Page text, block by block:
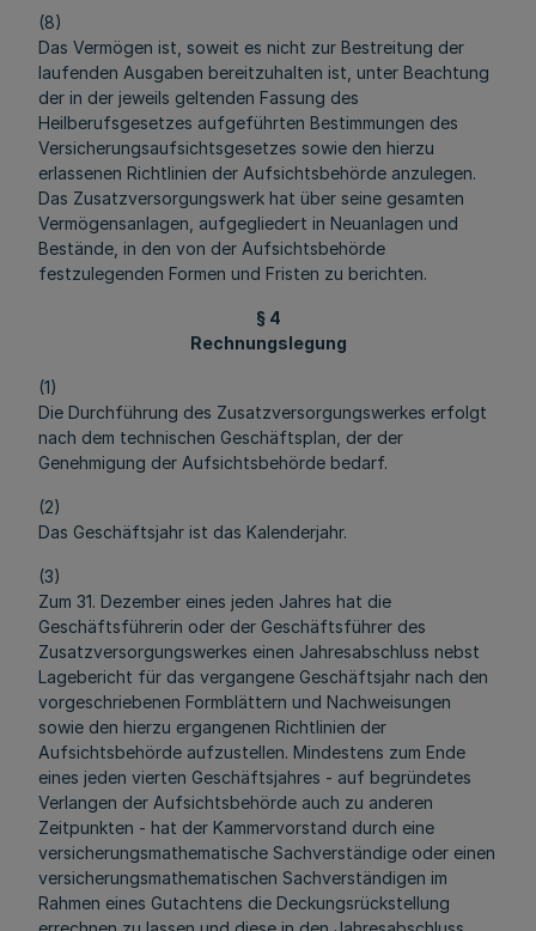
(8)
Das Vermögen ist, soweit es nicht zur Bestreitung der
laufenden Ausgaben bereitzuhalten ist, unter Beachtung
der in der jeweils geltenden Fassung des
Heilberufsgesetzes aufgeführten Bestimmungen des
Versicherungsaufsichtsgesetzes sowie den hierzu
erlassenen Richtlinien der Aufsichtsbehörde anzulegen.
Das Zusatzversorgungswerk hat über seine gesamten
Vermögensanlagen, aufgegliedert in Neuanlagen und
Bestände, in den von der Aufsichtsbehörde
festzulegenden Formen und Fristen zu berichten.
§ 4
Rechnungslegung
(1)
Die Durchführung des Zusatzversorgungswerkes erfolgt
nach dem technischen Geschäftsplan, der der
Genehmigung der Aufsichtsbehörde bedarf.
(2)
Das Geschäftsjahr ist das Kalenderjahr.
(3)
Zum 31. Dezember eines jeden Jahres hat die
Geschäftsführerin oder der Geschäftsführer des
Zusatzversorgungswerkes einen Jahresabschluss nebst
Lagebericht für das vergangene Geschäftsjahr nach den
vorgeschriebenen Formblättern und Nachweisungen
sowie den hierzu ergangenen Richtlinien der
Aufsichtsbehörde aufzustellen. Mindestens zum Ende
eines jeden vierten Geschäftsjahres - auf begründetes
Verlangen der Aufsichtsbehörde auch zu anderen
Zeitpunkten - hat der Kammervorstand durch eine
versicherungsmathematische Sachverständige oder einen
versicherungsmathematischen Sachverständigen im
Rahmen eines Gutachtens die Deckungsrückstellung